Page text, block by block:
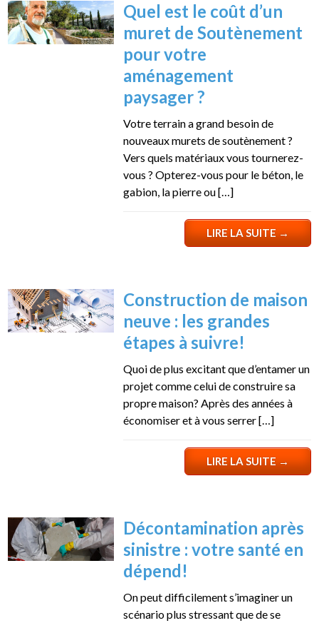
Quel est le coût d’un
muret de Soutènement
pour votre
aménagement
paysager ?
Votre terrain a grand besoin de
nouveaux murets de soutènement ?
Vers quels matériaux vous tournerez-
vous ? Opterez-vous pour le béton, le
gabion, la pierre ou […]
LIRE LA SUITE→
Construction de maison
neuve : les grandes
étapes à suivre!
Quoi de plus excitant que d’entamer un
projet comme celui de construire sa
propre maison? Après des années à
économiser et à vous serrer […]
LIRE LA SUITE→
Décontamination après
sinistre : votre santé en
dépend!
On peut difficilement s’imaginer un
scénario plus stressant que de se